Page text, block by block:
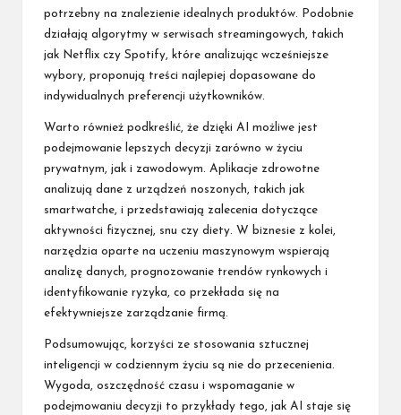
potrzebny na znalezienie idealnych produktów. Podobnie
działają algorytmy w serwisach streamingowych, takich
jak Netflix czy Spotify, które analizując wcześniejsze
wybory, proponują treści najlepiej dopasowane do
indywidualnych preferencji użytkowników.
Warto również podkreślić, że dzięki AI możliwe jest
podejmowanie lepszych decyzji zarówno w życiu
prywatnym, jak i zawodowym. Aplikacje zdrowotne
analizują dane z urządzeń noszonych, takich jak
smartwatche, i przedstawiają zalecenia dotyczące
aktywności fizycznej, snu czy diety. W biznesie z kolei,
narzędzia oparte na uczeniu maszynowym wspierają
analizę danych, prognozowanie trendów rynkowych i
identyfikowanie ryzyka, co przekłada się na
efektywniejsze zarządzanie firmą.
Podsumowując, korzyści ze stosowania sztucznej
inteligencji w codziennym życiu są nie do przecenienia.
Wygoda, oszczędność czasu i wspomaganie w
podejmowaniu decyzji to przykłady tego, jak AI staje się